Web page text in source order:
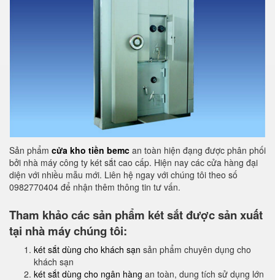
Sản phẩm cửa kho tiền bemc an toàn hiện đạng được phân phối
bởi nhà máy công ty két sắt cao cấp. Hiện nay các cửa hàng đại
diện với nhiều mẫu mới. Liên hệ ngay với chúng tôi theo số
0982770404 để nhận thêm thông tin tư vấn.
Tham khảo các sản phẩm két sắt được sản xuất
tại nhà máy chúng tôi:
két sắt dùng cho khách sạn sản phẩm chuyên dụng cho
khách sạn
két sắt dùng cho ngân hàng an toàn, dung tích sử dụng lớn